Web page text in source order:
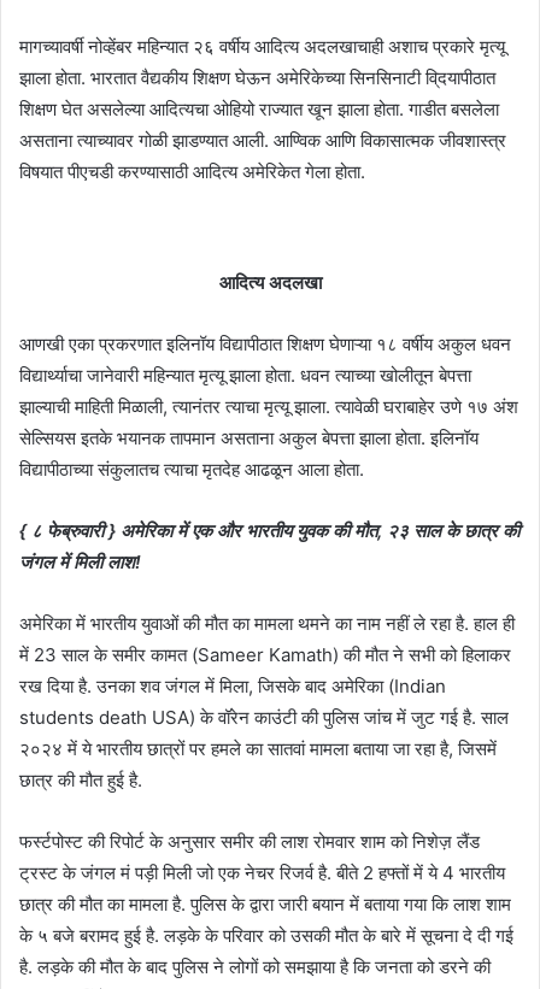
मागच्यावर्षी नोव्हेंबर महिन्यात २६ वर्षीय आदित्य अदलखाचाही अशाच प्रकारे मृत्यू
झाला होता. भारतात वैद्यकीय शिक्षण घेऊन अमेरिकेच्या सिनसिनाटी वि्दयापीठात
शिक्षण घेत असलेल्या आदित्यचा ओहियो राज्यात खून झाला होता. गाडीत बसलेला
असताना त्याच्यावर गोळी झाडण्यात आली. आण्विक आणि विकासात्मक जीवशास्त्र
विषयात पीएचडी करण्यासाठी आदित्य अमेरिकेत गेला होता.
आदित्य अदलखा
आणखी एका प्रकरणात इलिनॉय विद्यापीठात शिक्षण घेणाऱ्या १८ वर्षीय अकुल धवन
विद्यार्थ्याचा जानेवारी महिन्यात मृत्यू झाला होता. धवन त्याच्या खोलीतून बेपत्ता
झाल्याची माहिती मिळाली, त्यानंतर त्याचा मृत्यू झाला. त्यावेळी घराबाहेर उणे १७ अंश
सेल्सियस इतके भयानक तापमान असताना अकुल बेपत्ता झाला होता. इलिनॉय
विद्यापीठाच्या संकुलातच त्याचा मृतदेह आढळून आला होता.
{ ८ फेब्रुवारी } अमेरिका में एक और भारतीय युवक की मौत, २३ साल के छात्र की
जंगल में मिली लाश!
अमेरिका में भारतीय युवाओं की मौत का मामला थमने का नाम नहीं ले रहा है. हाल ही
में 23 साल के समीर कामत (Sameer Kamath) की मौत ने सभी को हिलाकर
रख दिया है. उनका शव जंगल में मिला, जिसके बाद अमेरिका (Indian
students death USA) के वॉरेन काउंटी की पुलिस जांच में जुट गई है. साल
२०२४ में ये भारतीय छात्रों पर हमले का सातवां मामला बताया जा रहा है, जिसमें
छात्र की मौत हुई है.
फर्स्टपोस्ट की रिपोर्ट के अनुसार समीर की लाश रोमवार शाम को निशेज़ लैंड
ट्रस्ट के जंगल मं पड़ी मिली जो एक नेचर रिजर्व है. बीते 2 हफ्तों में ये 4 भारतीय
छात्र की मौत का मामला है. पुलिस के द्वारा जारी बयान में बताया गया कि लाश शाम
के ५ बजे बरामद हुई है. लड़के के परिवार को उसकी मौत के बारे में सूचना दे दी गई
है. लड़के की मौत के बाद पुलिस ने लोगों को समझाया है कि जनता को डरने की